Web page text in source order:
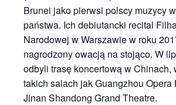
Brunei jako pierwsi polscy muzycy
państwa. Ich debiutancki recital
Narodowej w Warszawie w roku
nagrodzony owacją na stojąco. W
odbyli trasę koncertową w Chinach,
takich salach jak Guangzhou Opera
Jinan Shandong Grand Theatre.